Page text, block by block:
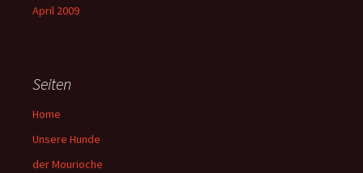
April 2009
Seiten
Home
Unsere Hunde
der Mourioche